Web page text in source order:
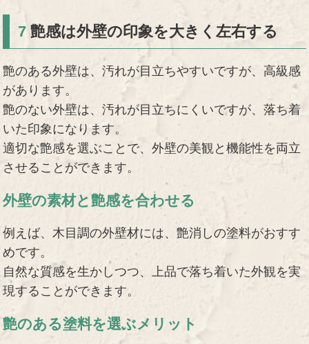
7艶感は外壁の印象を大きく左右する
艶のある外壁は、汚れが目立ちやすいですが、高級感
があります。
艶のない外壁は、汚れが目立ちにくいですが、落ち着
いた印象になります。
適切な艶感を選ぶことで、外壁の美観と機能性を両立
させることができます。
外壁の素材と艶感を合わせる
例えば、木目調の外壁材には、艶消しの塗料がおすす
めです。
自然な質感を生かしつつ、上品で落ち着いた外観を実
現することができます。
艶のある塗料を選ぶメリット